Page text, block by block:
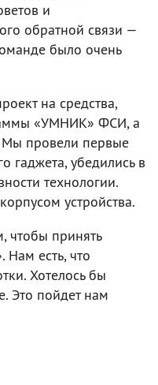
и
обратной связи —
было очень
на средства,
«УМНИК» ФСИ, а
Мы провели первые
гаджета, убедились в
технологии.
устройства.
чтобы принять
Нам есть, что
Хотелось бы
Это пойдет нам